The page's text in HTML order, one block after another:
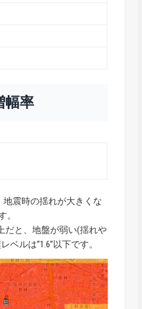
幅率
震時の揺れが大きくな
。
だと、地盤が弱い(揺れや
ベルは”1.6”以下です。